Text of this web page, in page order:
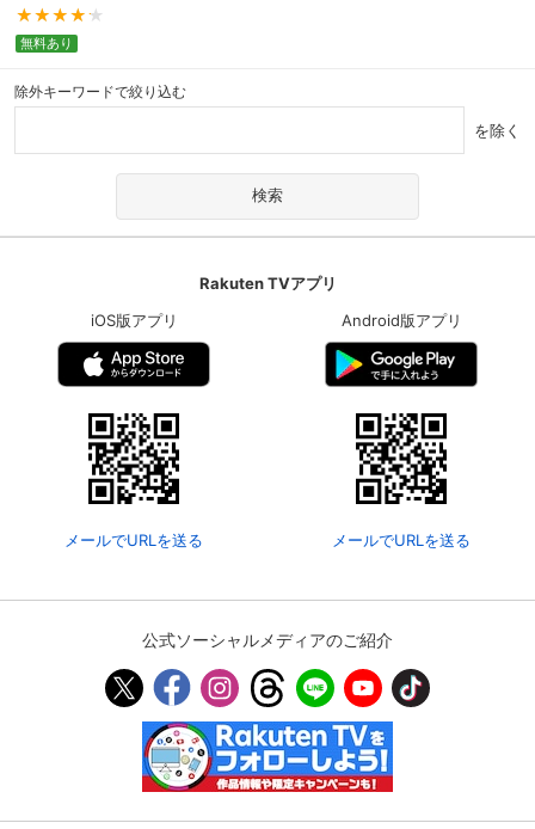
無料あり
除外キーワードで絞り込む
を除く
Rakuten TVアプリ
iOS版アプリ
メールでURLを送る
Android版アプリ
メールでURLを送る
公式ソーシャルメディアのご紹介